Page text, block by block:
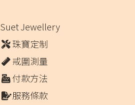
Suet Jewellery
珠寶定制
戒圍測量
付款方法
服務條款